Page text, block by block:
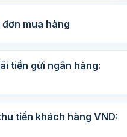
đơn mua hàng
tiền gửi ngân hàng:
tiền khách hàng VND: